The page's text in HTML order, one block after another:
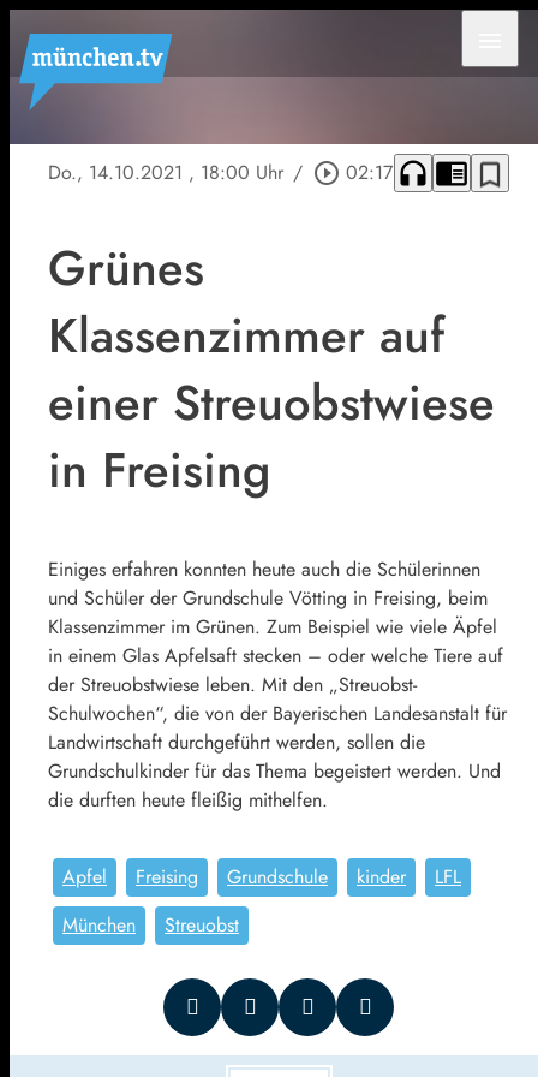
Do., 14.10.2021 , 18:00 Uhr / play_circle_outline 02:17 headphones chrome_reader_mode bookmark_border
Grünes
Klassenzimmer auf
einer Streuobstwiese
in Freising
Einiges erfahren konnten heute auch die Schülerinnen
und Schüler der Grundschule Vötting in Freising, beim
Klassenzimmer im Grünen. Zum Beispiel wie viele Äpfel
in einem Glas Apfelsaft stecken – oder welche Tiere auf
der Streuobstwiese leben. Mit den „Streuobst-
Schulwochen“, die von der Bayerischen Landesanstalt für
Landwirtschaft durchgeführt werden, sollen die
Grundschulkinder für das Thema begeistert werden. Und
die durften heute fleißig mithelfen.
Apfel Freising Grundschule kinder
LFL
München
Streuobst